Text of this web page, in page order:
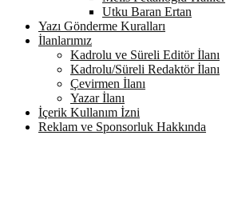
Utku Baran Ertan
Yazı Gönderme Kuralları
İlanlarımız
Kadrolu ve Süreli Editör İlanı
Kadrolu/Süreli Redaktör İlanı
Çevirmen İlanı
Yazar İlanı
İçerik Kullanım İzni
Reklam ve Sponsorluk Hakkında